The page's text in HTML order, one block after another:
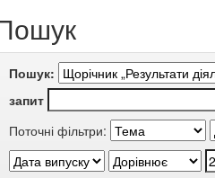
Пошук:
запит
Поточні фільтри: